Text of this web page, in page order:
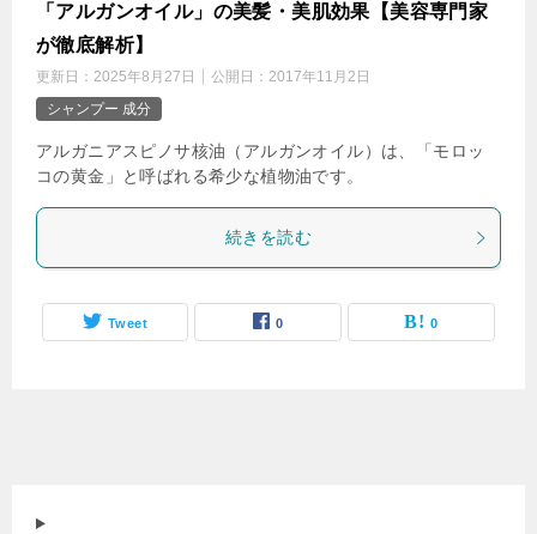
「アルガンオイル」の美髪・美肌効果【美容専門家
が徹底解析】
更新日： 2025年8月27日 公開日： 2017年11月2日
シャンプー 成分
アルガニアスピノサ核油（アルガンオイル）は、「モロッ
コの黄金」と呼ばれる希少な植物油です。
続きを読む
Tweet 0 0